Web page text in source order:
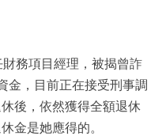
務項目經理，被揭曾詐
金，目前正在接受刑事調
後，依然獲得全額退休
金是她應得的。